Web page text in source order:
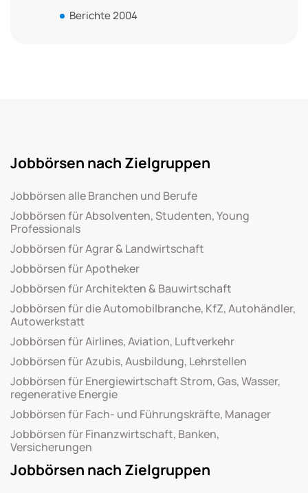
Berichte 2004
Jobbörsen nach Zielgruppen
Jobbörsen alle Branchen und Berufe
Jobbörsen für Absolventen, Studenten, Young
Professionals
Jobbörsen für Agrar & Landwirtschaft
Jobbörsen für Apotheker
Jobbörsen für Architekten & Bauwirtschaft
Jobbörsen für die Automobilbranche, KfZ, Autohändler,
Autowerkstatt
Jobbörsen für Airlines, Aviation, Luftverkehr
Jobbörsen für Azubis, Ausbildung, Lehrstellen
Jobbörsen für Energiewirtschaft Strom, Gas, Wasser,
regenerative Energie
Jobbörsen für Fach- und Führungskräfte, Manager
Jobbörsen für Finanzwirtschaft, Banken,
Versicherungen
Jobbörsen nach Zielgruppen